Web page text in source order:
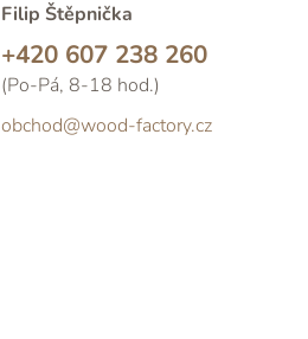
Filip Štěpnička
+420 607 238 260
(Po-Pá, 8-18 hod.)
obchod@wood-factory.cz